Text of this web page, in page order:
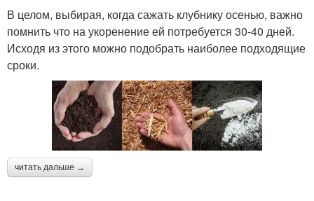
В целом, выбирая, когда сажать клубнику осенью, важно
помнить что на укоренение ей потребуется 30-40 дней.
Исходя из этого можно подобрать наиболее подходящие
сроки.
читать дальше →